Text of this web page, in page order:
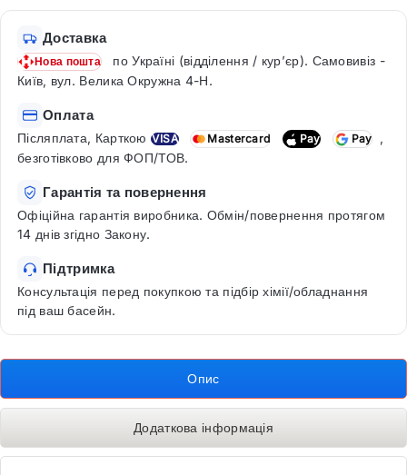
Доставка
Нова пошта
по Україні (відділення / кур’єр). Самовивіз -
Київ, вул. Велика Окружна 4-Н.
Оплата
Післяплата, Карткою VISA Mastercard Pay Pay
,
безготівково для ФОП/ТОВ.
Гарантія та повернення
Офіційна гарантія виробника. Обмін/повернення протягом
14 днів згідно Закону.
Підтримка
Консультація перед покупкою та підбір хімії/обладнання
під ваш басейн.
Опис
Додаткова інформація